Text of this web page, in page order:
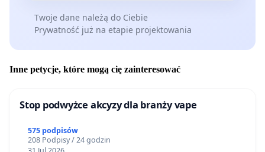
Twoje dane należą do Ciebie
Prywatność już na etapie projektowania
Inne petycje, które mogą cię zainteresować
Stop podwyżce akcyzy dla branży vape
575 podpisów
208 Podpisy / 24 godzin